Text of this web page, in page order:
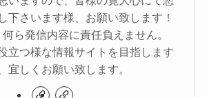
下さいます様、お願い致します！
ら発信内容に責任負えません。
立つ様な情報サイトを目指します
宜しくお願い致します。